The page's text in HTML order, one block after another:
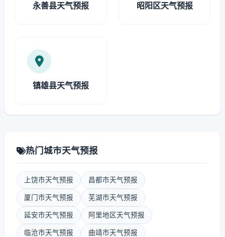
永善县天气预报 昭阳区天气预报
镇雄县天气预报
热门城市天气预报
上饶市天气预报 昌都市天气预报
厦门市天气预报 芜湖市天气预报
延安市天气预报 阿里地区天气预报
临沧市天气预报 曲靖市天气预报